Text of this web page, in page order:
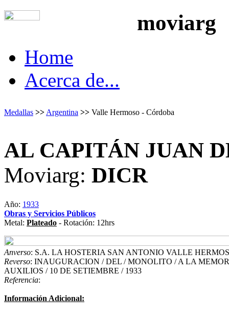
moviarg
Home
Acerca de...
Medallas >> Argentina >> Valle Hermoso - Córdoba
AL CAPITÁN JUAN
Moviarg: DICR
Año: 1933
Obras y Servicios Públicos
Metal: Plateado - Rotación: 12hrs
Anverso: S.A. LA HOSTERIA SAN ANTONIO VALLE
Reverso: INAUGURACION / DEL / MONOLITO / A LA
AUXILIOS / 10 DE SETIEMBRE / 1933
Referencia:
Información Adicional: